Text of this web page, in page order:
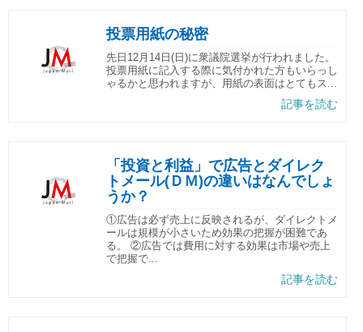
投票用紙の秘密
先日12月14日(日)に衆議院選挙が行われました。
投票用紙に記入する際に気付かれた方もいらっし
ゃるかと思われますが、用紙の表面はとてもス...
記事を読む
「投資と利益」で広告とダイレク
トメール(ＤＭ)の違いはなんでしょ
うか？
①広告は必ず売上に反映されるが、ダイレクトメ
ールは規模が小さいため効果の把握が困難であ
る。 ②広告では費用に対する効果は市場や売上
で把握で...
記事を読む